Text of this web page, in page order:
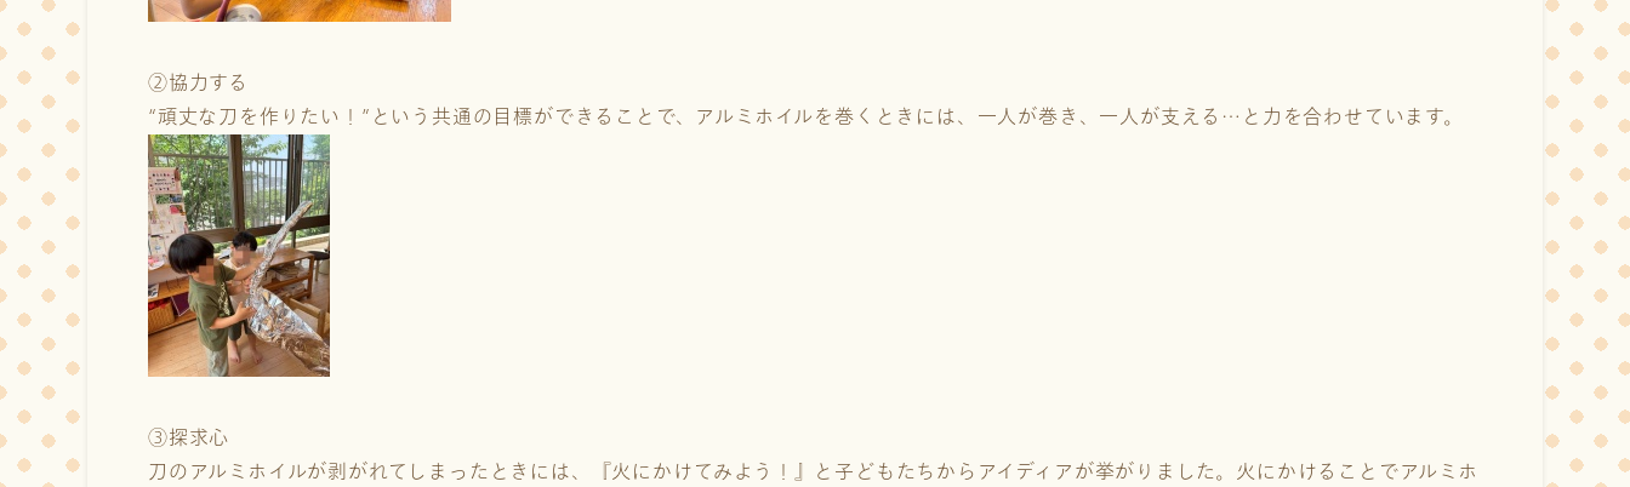
②協力する
“頑丈な刀を作りたい！”という共通の目標ができることで、アルミホイルを巻くときには、一人が巻き、一人が支える…と力を合わせています。
③探求心
刀のアルミホイルが剥がれてしまったときには、『火にかけてみよう！』と子どもたちからアイディアが挙がりました。火にかけることでアルミホ